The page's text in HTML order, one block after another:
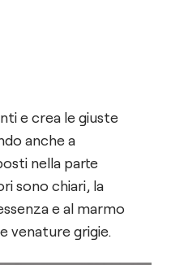
e crea le giuste
anche a
nella parte
sono chiari, la
e al marmo
venature grigie.